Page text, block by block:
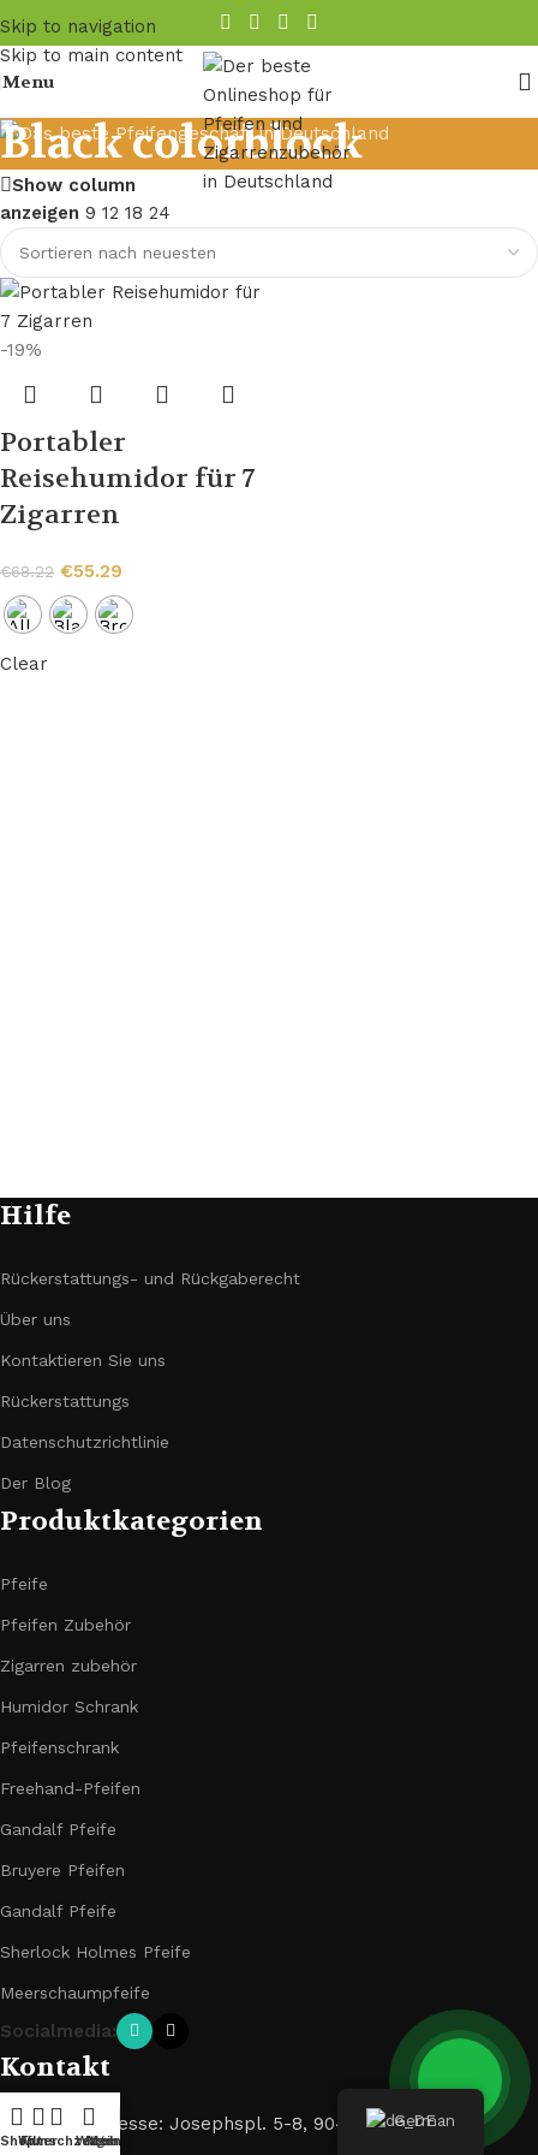
Skip to navigation
Skip to main content
Menu
Black colorblock
Show column
anzeigen 9 12 18 24
-19%
Portabler
Reisehumidor für 7
Zigarren
€68.22 €55.29
Clear
Hilfe
Rückerstattungs- und Rückgaberecht
Über uns
Kontaktieren Sie uns
Rückerstattungs
Datenschutzrichtlinie
Der Blog
Produktkategorien
Pfeife
Pfeifen Zubehör
Zigarren zubehör
Humidor Schrank
Pfeifenschrank
Freehand-Pfeifen
Gandalf Pfeife
Bruyere Pfeifen
Gandalf Pfeife
Sherlock Holmes Pfeife
Meerschaumpfeife
Socialmedia:
Kontakt
Geschäftsadresse: Josephspl. 5-8, 90403 Nürnberg
ShopFilter
Wunschzettel
Wagen
Mein Konto
German